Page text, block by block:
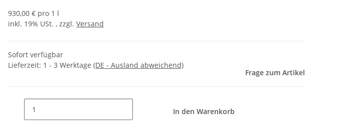
930,00 € pro 1 l
inkl. 19% USt. , zzgl. Versand
Sofort verfügbar
Lieferzeit: 1 - 3 Werktage (DE - Ausland abweichend)
Frage zum Artikel
In den Warenkorb